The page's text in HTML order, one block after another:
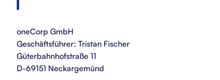
oneCorp GmbH
Geschäftsführer: Tristan Fischer
Güterbahnhofstraße 11
D-69151 Neckargemünd